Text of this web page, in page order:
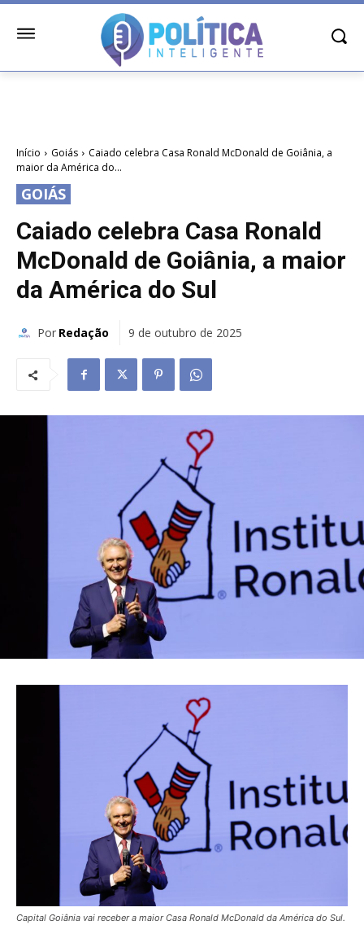
Início Goiás
Caiado celebra Casa Ronald McDonald de Goiânia, a
maior da América do...
GOIÁS
Caiado celebra Casa Ronald
McDonald de Goiânia, a maior
da América do Sul
Por Redação 9 de outubro de 2025
Capital Goiânia vai receber a maior Casa Ronald McDonald da América do Sul.